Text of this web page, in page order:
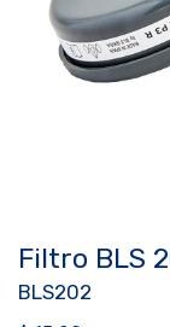
Filtro BLS
BLS202